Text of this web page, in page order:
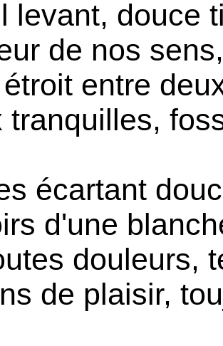
levant, douce
de nos
entre
tranquilles,
écartant
d'une
douleurs,
de plaisir,